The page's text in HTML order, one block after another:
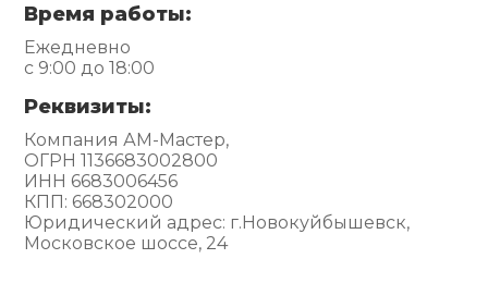
Время работы:
Ежедневно
с 9:00 до 18:00
Реквизиты:
Компания АМ-Мастер,
ОГРН 1136683002800
ИНН 6683006456
КПП: 668302000
Юридический адрес: г.Новокуйбышевск,
Московское шоссе, 24